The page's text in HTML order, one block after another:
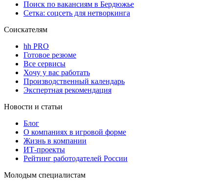
Поиск по вакансиям в Бердюжье
Сетка: соцсеть для нетворкинга
Соискателям
hh PRO
Готовое резюме
Все сервисы
Хочу у вас работать
Производственный календарь
Экспертная рекомендация
Новости и статьи
Блог
О компаниях в игровой форме
Жизнь в компании
ИТ-проекты
Рейтинг работодателей России
Молодым специалистам